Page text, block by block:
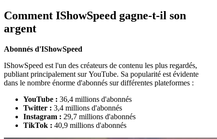
Comment IShowSpeed gagne-t-il son
argent
Abonnés d'IShowSpeed
IShowSpeed est l'un des créateurs de contenu les plus regardés,
publiant principalement sur YouTube. Sa popularité est évidente
dans le nombre énorme d'abonnés sur différentes plateformes :
YouTube : 36,4 millions d'abonnés
Twitter : 3,4 millions d'abonnés
Instagram : 29,7 millions d'abonnés
TikTok : 40,9 millions d'abonnés